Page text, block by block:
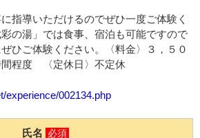
指導いただけるのでぜひ一度ご体験く
の湯」では食事、宿泊も可能ですので
ひご体験ください。〈料金〉３，５０
間程度 〈定休日〉不定休
experience/002134.php
氏名 必須